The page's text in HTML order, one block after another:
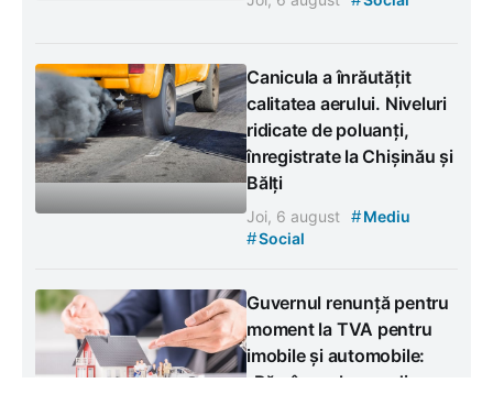
Canicula a înrăutățit
calitatea aerului. Niveluri
ridicate de poluanți,
înregistrate la Chișinău și
Bălți
Joi, 6 august #Mediu
#Social
Guvernul renunță pentru
moment la TVA pentru
imobile și automobile:
„Rămânem la paradigma